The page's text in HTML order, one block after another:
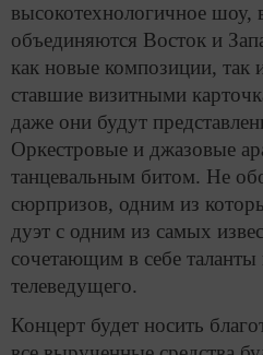
высокотехнологичное шоу,
объединяются Восток и
как новые композиции,
ставшие визитными
даже они будут
Оркестровые и джазовые
танцевальным битом. Не
сюрпризов, одним из
дуэт с одним из самых
сочетающим в себе
телеведущего.
Концерт будет носить